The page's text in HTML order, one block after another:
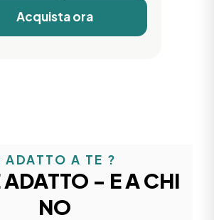
Acquista ora
ADATTO A TE ?
ADATTO - E A CHI
NO